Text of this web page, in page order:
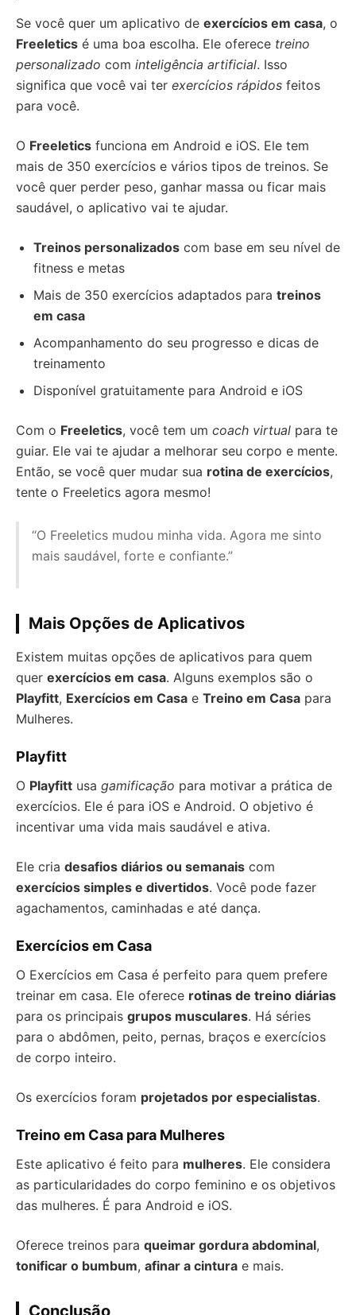
Se você quer um aplicativo de exercícios em casa, o
Freeletics é uma boa escolha. Ele oferece treino
personalizado com inteligência artificial. Isso
significa que você vai ter exercícios rápidos feitos
para você.
O Freeletics funciona em Android e iOS. Ele tem
mais de 350 exercícios e vários tipos de treinos. Se
você quer perder peso, ganhar massa ou ficar mais
saudável, o aplicativo vai te ajudar.
Treinos personalizados com base em seu nível de
fitness e metas
Mais de 350 exercícios adaptados para treinos
em casa
Acompanhamento do seu progresso e dicas de
treinamento
Disponível gratuitamente para Android e iOS
Com o Freeletics, você tem um coach virtual para te
guiar. Ele vai te ajudar a melhorar seu corpo e mente.
Então, se você quer mudar sua rotina de exercícios,
tente o Freeletics agora mesmo!
“O Freeletics mudou minha vida. Agora me sinto
mais saudável, forte e confiante.”
Mais Opções de Aplicativos
Existem muitas opções de aplicativos para quem
quer exercícios em casa. Alguns exemplos são o
Playfitt, Exercícios em Casa e Treino em Casa para
Mulheres.
Playfitt
O Playfitt usa gamificação para motivar a prática de
exercícios. Ele é para iOS e Android. O objetivo é
incentivar uma vida mais saudável e ativa.
Ele cria desafios diários ou semanais com
exercícios simples e divertidos. Você pode fazer
agachamentos, caminhadas e até dança.
Exercícios em Casa
O Exercícios em Casa é perfeito para quem prefere
treinar em casa. Ele oferece rotinas de treino diárias
para os principais grupos musculares. Há séries
para o abdômen, peito, pernas, braços e exercícios
de corpo inteiro.
Os exercícios foram projetados por especialistas.
Treino em Casa para Mulheres
Este aplicativo é feito para mulheres. Ele considera
as particularidades do corpo feminino e os objetivos
das mulheres. É para Android e iOS.
Oferece treinos para queimar gordura abdominal,
tonificar o bumbum, afinar a cintura e mais.
Conclusão